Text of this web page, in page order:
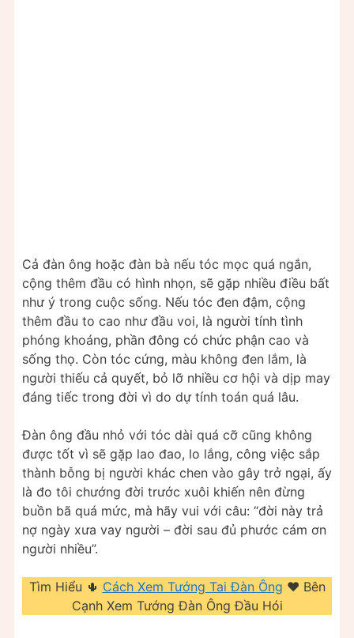
Cả đàn ông hoặc đàn bà nếu tóc mọc quá ngắn,
cộng thêm đầu có hình nhọn, sẽ gặp nhiều điều bất
như ý trong cuộc sống. Nếu tóc đen đậm, cộng
thêm đầu to cao như đầu voi, là người tính tình
phóng khoáng, phần đông có chức phận cao và
sống thọ. Còn tóc cứng, màu không đen lắm, là
người thiếu cả quyết, bỏ lỡ nhiều cơ hội và dịp may
đáng tiếc trong đời vì do dự tính toán quá lâu.
Đàn ông đầu nhỏ với tóc dài quá cỡ cũng không
được tốt vì sẽ gặp lao đao, lo lắng, công việc sắp
thành bỗng bị người khác chen vào gây trở ngại, ấy
là đo tôi chướng đời trước xuôi khiến nên đừng
buồn bã quá mức, mà hãy vui với câu: “đời này trả
nợ ngày xưa vay người – đời sau đủ phước cám ơn
người nhiều”.
Tìm Hiểu 🌵 Cách Xem Tướng Tai Đàn Ông ❤️️ Bên
Cạnh Xem Tướng Đàn Ông Đầu Hói